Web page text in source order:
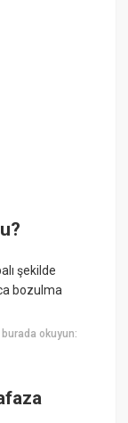
şekilde
bozulma
burada okuyun: